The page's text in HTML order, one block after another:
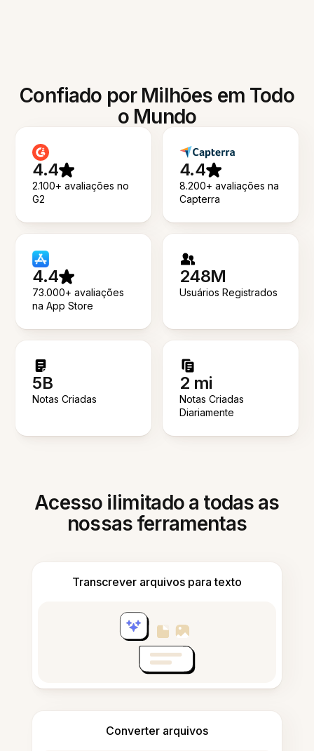
Confiado por Milhões em Todo
o Mundo
4.4
2.100+ avaliações no
G2
4.4
8.200+ avaliações na
Capterra
4.4
73.000+ avaliações
na App Store
248M
Usuários Registrados
5B
Notas Criadas
2 mi
Notas Criadas
Diariamente
Acesso ilimitado a todas as
nossas ferramentas
Transcrever arquivos para texto
Converter arquivos